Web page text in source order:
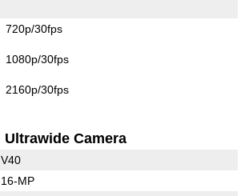
720p/30fps
1080p/30fps
2160p/30fps
Ultrawide Camera
V40
16-MP